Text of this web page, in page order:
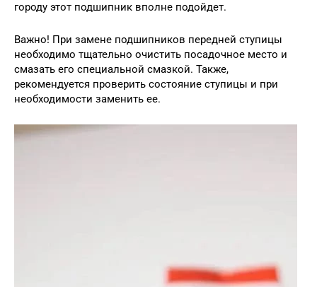
городу этот подшипник вполне подойдет.
Важно! При замене подшипников передней ступицы
необходимо тщательно очистить посадочное место и
смазать его специальной смазкой. Также,
рекомендуется проверить состояние ступицы и при
необходимости заменить ее.